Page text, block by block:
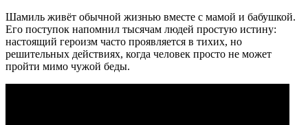
Шамиль живёт обычной жизнью вместе с мамой и бабушкой.
Его поступок напомнил тысячам людей простую истину:
настоящий героизм часто проявляется в тихих, но
решительных действиях, когда человек просто не может
пройти мимо чужой беды.